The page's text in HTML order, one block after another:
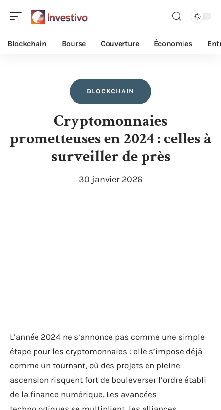
Blockchain Bourse Couverture Économies
BLOCKCHAIN
Cryptomonnaies
prometteuses en 2024 : celles à
surveiller de près
30 janvier 2026
L’année 2024 ne s’annonce pas comme une simple
étape pour les cryptomonnaies : elle s’impose déjà
comme un tournant, où des projets en pleine
ascension risquent fort de bouleverser l’ordre établi
de la finance numérique. Les avancées